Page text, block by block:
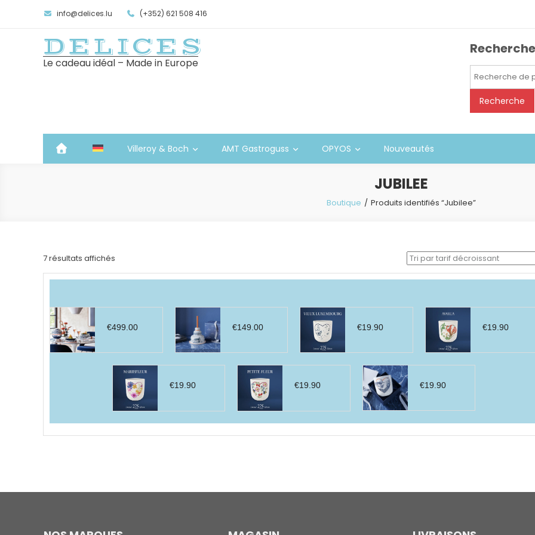
info@delices.lu (+352) 621 508 416
DELICES
Le cadeau idéal – Made in Europe
Recherche
Recherche
Recherche
Villeroy & Boch AMT Gastroguss OPYOS Nouveautés
JUBILEE
Boutique Produits identifiés “Jubilee”
7 résultats affichés
par
€499.00 €149.00 €19.90 €19.90
€19.90 €19.90 €19.90